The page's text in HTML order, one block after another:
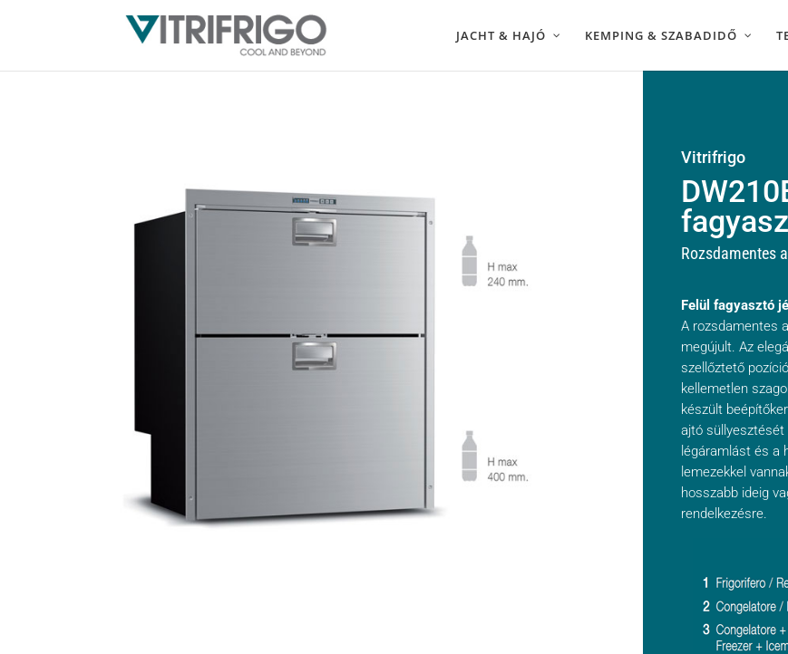
JACHT & HAJÓ KEMPING & SZABADIDŐ
Vitrifrigo
Rozsdamentes
Felül fagyasztó
A rozsdamentes
megújult. Az
szellőztető
kellemetlen
készült
ajtó süllyesztését
légáramlást és a
lemezekkel
hosszabb ideig
rendelkezésre.